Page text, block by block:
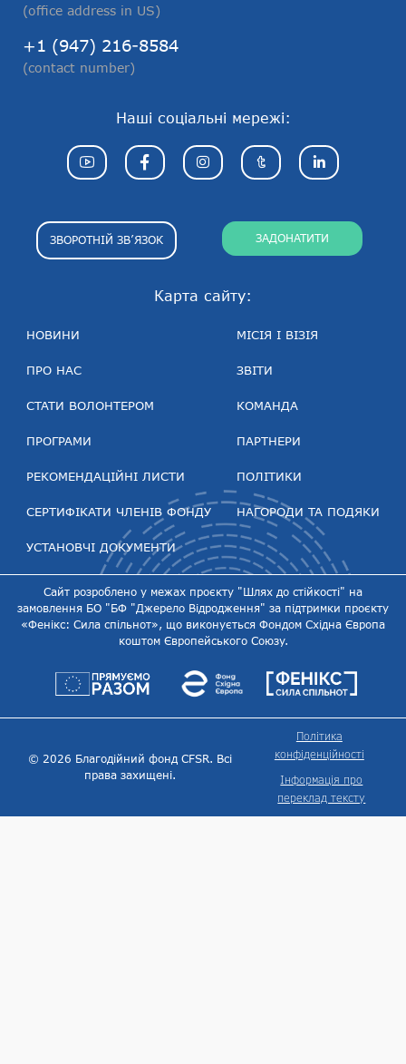
(office address in US)
+1 (947) 216-8584
(contact number)
Карта сайту:
НОВИНИ
ПРО НАС
СТАТИ ВОЛОНТЕРОМ
ПРОГРАМИ
РЕКОМЕНДАЦІЙНІ ЛИСТИ
СЕРТИФІКАТИ ЧЛЕНІВ ФОНДУ
УСТАНОВЧІ ДОКУМЕНТИ
МІСІЯ І ВІЗІЯ
ЗВІТИ
КОМАНДА
ПАРТНЕРИ
ПОЛІТИКИ
НАГОРОДИ ТА ПОДЯКИ
Наші соціальні мережі:
ЗВОРОТНІЙ ЗВ’ЯЗОК ЗАДОНАТИТИ
Сайт розроблено у межах проєкту "Шлях до стійкості" на
замовлення БО "БФ "Джерело Відродження" за підтримки проєкту
«Фенікс: Сила спільнот», що виконується Фондом Східна Європа
коштом Європейського Союзу.
© 2026 Благодійний фонд CFSR. Всі
права захищені.
Політика
конфіденційності
Інформація про
переклад тексту